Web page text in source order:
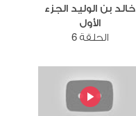
خالد بن الوليد الجزء
الأول
الحلقة 6